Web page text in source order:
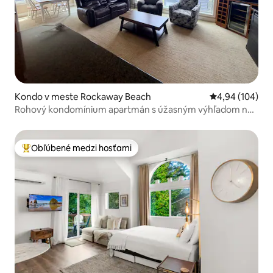
Kondo v meste Rockaway Beach Priemerné
4,94 (104)
Rohový kondomínium apartmán s úžasným výhľadom na
Najobľúbenejšie medzi hosťami
Obľúbené medzi hosťami